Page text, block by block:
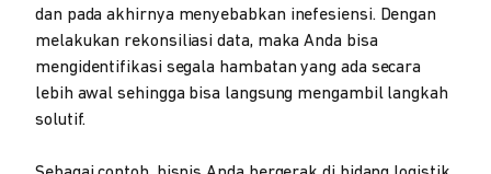
dan pada akhirnya menyebabkan inefesiensi. Dengan
melakukan rekonsiliasi data, maka Anda bisa
mengidentifikasi segala hambatan yang ada secara
lebih awal sehingga bisa langsung mengambil langkah
solutif.